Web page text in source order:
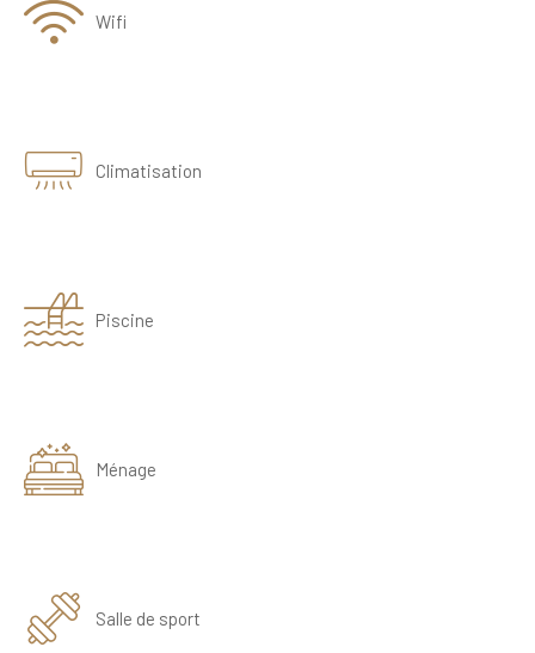
Wifi
Climatisation
Piscine
Ménage
Salle de sport